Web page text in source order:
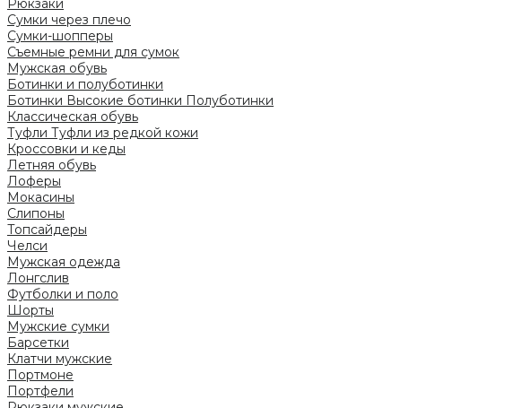
Рюкзаки
Сумки через плечо
Сумки-шопперы
Съемные ремни для сумок
Мужская обувь
Ботинки и полуботинки
Ботинки Высокие ботинки Полуботинки
Классическая обувь
Туфли Туфли из редкой кожи
Кроссовки и кеды
Летняя обувь
Лоферы
Мокасины
Слипоны
Топсайдеры
Челси
Мужская одежда
Лонгслив
Футболки и поло
Шорты
Мужские сумки
Барсетки
Клатчи мужские
Портмоне
Портфели